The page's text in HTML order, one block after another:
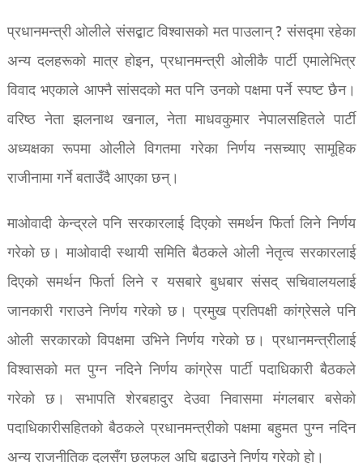
प्रधानमन्त्री ओलीले संसद्बाट विश्वासको मत पाउलान् ? संसद्मा रहेका
अन्य दलहरूको मात्र होइन, प्रधानमन्त्री ओलीकै पार्टी एमालेभित्र
विवाद भएकाले आफ्नै सांसदको मत पनि उनको पक्षमा पर्ने स्पष्ट छैन।
वरिष्ठ नेता झलनाथ खनाल, नेता माधवकुमार नेपालसहितले पार्टी
अध्यक्षका रूपमा ओलीले विगतमा गरेका निर्णय नसच्याए सामूहिक
राजीनामा गर्ने बताउँदै आएका छन्।
माओवादी केन्द्रले पनि सरकारलाई दिएको समर्थन फिर्ता लिने निर्णय
गरेको छ। माओवादी स्थायी समिति बैठकले ओली नेतृत्व सरकारलाई
दिएको समर्थन फिर्ता लिने र यसबारे बुधबार संसद् सचिवालयलाई
जानकारी गराउने निर्णय गरेको छ। प्रमुख प्रतिपक्षी कांग्रेसले पनि
ओली सरकारको विपक्षमा उभिने निर्णय गरेको छ। प्रधानमन्त्रीलाई
विश्वासको मत पुग्न नदिने निर्णय कांग्रेस पार्टी पदाधिकारी बैठकले
गरेको छ। सभापति शेरबहादुर देउवा निवासमा मंगलबार बसेको
पदाधिकारीसहितको बैठकले प्रधानमन्त्रीको पक्षमा बहुमत पुग्न नदिन
अन्य राजनीतिक दलसँग छलफल अघि बढाउने निर्णय गरेको हो।